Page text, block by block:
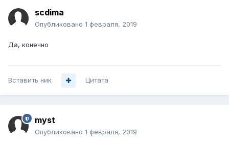
scdima
Опубликовано 1 февраля, 2019
Да, конечно
Вставить ник Цитата
myst
Опубликовано 1 февраля, 2019